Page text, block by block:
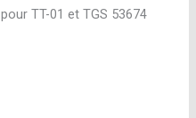
TT-01 et TGS 53674